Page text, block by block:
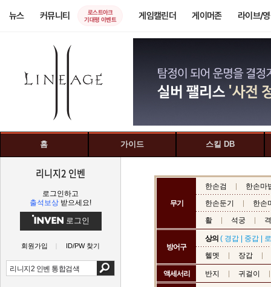
뉴스 커뮤니티
로스트아크
기대평 이벤트
게임캘린더 게이머존 라이브/
홈 가이드 스킬 DB
리니지2 인벤
로그인하고
출석보상 받으세요!
로그인
회원가입 ID/PW 찾기
무기
한손검
한손마
한손둔기
한손
활
석궁
방어구
상의 ( 경갑 중갑
헬멧
장갑
액세서리 반지 귀걸이